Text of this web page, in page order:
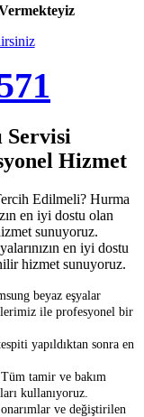
Servisi
Hizmet
Edilmeli? Hurma
en iyi dostu olan
sunuyoruz.
en iyi dostu
hizmet sunuyoruz.
beyaz eşyalar
ile profesyonel bir
yapıldıktan sonra en
tamir ve bakım
kullanıyoruz.
ve değiştirilen